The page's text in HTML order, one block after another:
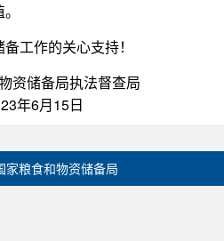
工作的关心支持！
物资储备局执法督查局
年6月15日
家粮食和物资储备局